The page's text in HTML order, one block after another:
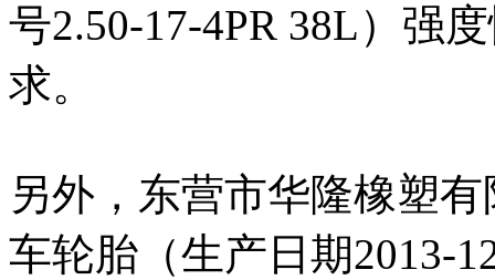
号2.50-17-4PR 38L）强
求。
另外，东营市华隆橡塑
车轮胎（生产日期2013-